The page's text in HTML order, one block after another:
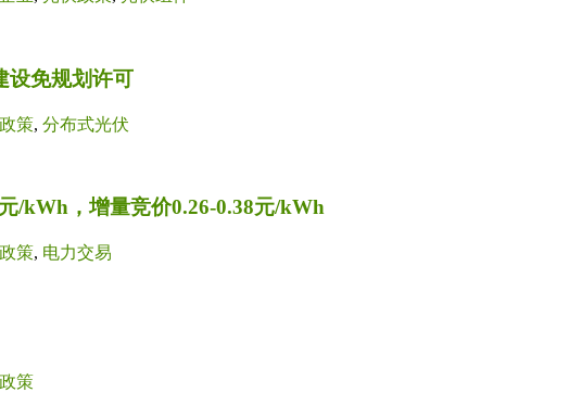
设免规划许可
策, 分布式光伏
/kWh，增量竞价0.26-0.38元/kWh
策, 电力交易
策